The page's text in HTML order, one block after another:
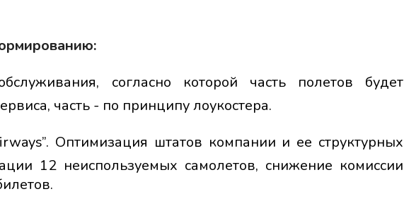
согласно которой часть полетов будет
часть - по принципу лоукостера.
Оптимизация штатов компании и ее структурных
12 неиспользуемых самолетов, снижение комиссии